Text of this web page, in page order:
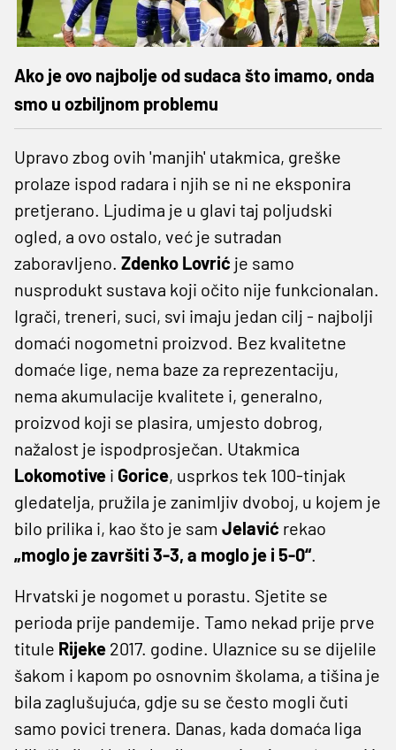
Ako je ovo najbolje od sudaca što imamo, onda
smo u ozbiljnom problemu
Upravo zbog ovih 'manjih' utakmica, greške
prolaze ispod radara i njih se ni ne eksponira
pretjerano. Ljudima je u glavi taj poljudski
ogled, a ovo ostalo, već je sutradan
zaboravljeno. Zdenko Lovrić je samo
nusprodukt sustava koji očito nije funkcionalan.
Igrači, treneri, suci, svi imaju jedan cilj - najbolji
domaći nogometni proizvod. Bez kvalitetne
domaće lige, nema baze za reprezentaciju,
nema akumulacije kvalitete i, generalno,
proizvod koji se plasira, umjesto dobrog,
nažalost je ispodprosječan. Utakmica
Lokomotive i Gorice, usprkos tek 100-tinjak
gledatelja, pružila je zanimljiv dvoboj, u kojem je
bilo prilika i, kao što je sam Jelavić rekao
„moglo je završiti 3-3, a moglo je i 5-0“.
Hrvatski je nogomet u porastu. Sjetite se
perioda prije pandemije. Tamo nekad prije prve
titule Rijeke 2017. godine. Ulaznice su se dijelile
šakom i kapom po osnovnim školama, a tišina je
bila zaglušujuća, gdje su se često mogli čuti
samo povici trenera. Danas, kada domaća liga